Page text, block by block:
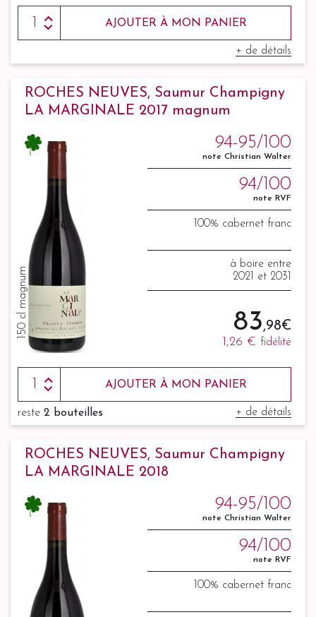
AJOUTER À MON PANIER
+ de détails
ROCHES NEUVES, Saumur Champigny
LA MARGINALE 2017 magnum
150 cl magnum
94-95/100
note Christian Walter
94/100
note RVF
100% cabernet franc
à boire entre
2021 et 2031
83,98 €
1,26 € fidélité
AJOUTER À MON PANIER
reste 2 bouteilles + de détails
ROCHES NEUVES, Saumur Champigny
LA MARGINALE 2018
94-95/100
note Christian Walter
94/100
note RVF
100% cabernet franc